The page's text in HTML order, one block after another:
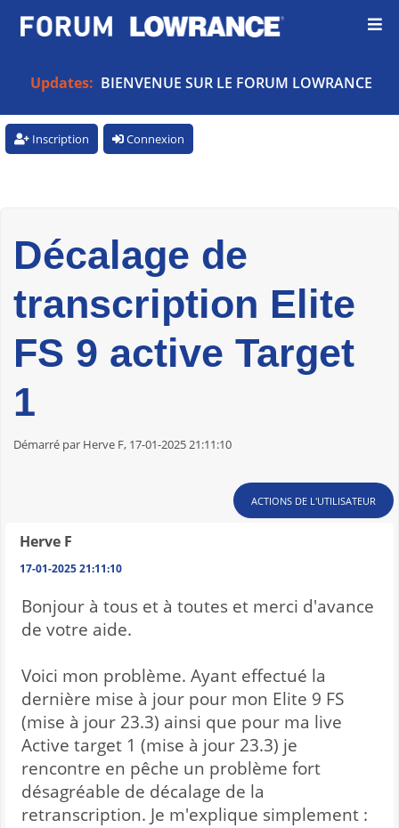
Updates: BIENVENUE SUR LE FORUM LOWRANCE
Inscription Connexion
Décalage de
transcription Elite
FS 9 active Target
1
Démarré par Herve F, 17-01-2025 21:11:10
ACTIONS DE L'UTILISATEUR
Herve F
17-01-2025 21:11:10
Bonjour à tous et à toutes et merci d'avance
de votre aide.
Voici mon problème. Ayant effectué la
dernière mise à jour pour mon Elite 9 FS
(mise à jour 23.3) ainsi que pour ma live
Active target 1 (mise à jour 23.3) je
rencontre en pêche un problème fort
désagréable de décalage de la
retranscription. Je m'explique simplement :